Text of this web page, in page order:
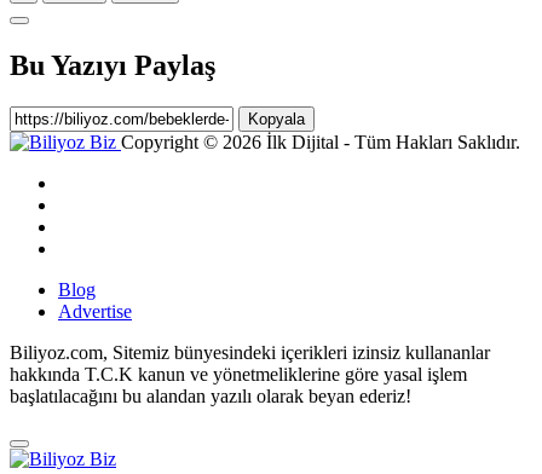
Bu Yazıyı Paylaş
Kopyala
Copyright © 2026 İlk Dijital - Tüm Hakları Saklıdır.
Blog
Advertise
Biliyoz.com, Sitemiz bünyesindeki içerikleri izinsiz kullananlar
hakkında T.C.K kanun ve yönetmeliklerine göre yasal işlem
başlatılacağını bu alandan yazılı olarak beyan ederiz!